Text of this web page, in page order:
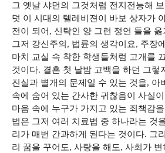
그 옛날 샤먼의 그것처럼 전지전능해
덧 이 시대의 텔레비젼이 바보 상자가
전이 되어, 신탁인 양 그런 정언 들을
그저 강신주의, 법륜의 생각이요, 주장
마치 교실 속 착한 학생들처럼 고개를
것이다. 결혼 첫 날밤 고백을 하던 그렇
진실과 별개의 문제일 수 있는 것을, 아
속에 숨어 있는 간사한 귀찮음이 사실
마음 속에 누구가 가지고 있는 죄책감
법은 그저 여러 치료법 중 하나라는 것
리가 매번 간과하게 된다는 것이다. 그
리 꿈을 꾸어도, 사랑을 해도, 사회가